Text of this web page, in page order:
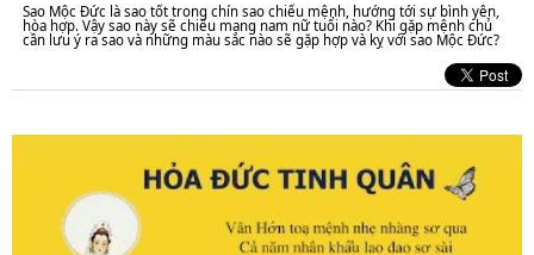
Sao Mộc Đức là sao tốt trong chín sao chiếu mệnh, hướng tới sự bình yên,
hòa hợp. Vậy sao này sẽ chiếu mạng nam nữ tuổi nào? Khi gặp mệnh chủ
cần lưu ý ra sao và những màu sắc nào sẽ gặp hợp và kỵ với sao Mộc Đức?